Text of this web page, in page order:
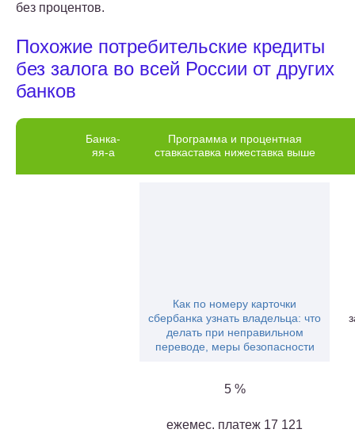
без процентов.
Похожие потребительские кредиты
без залога во всей России от других
банков
Банка-
яя-а
Программа и процентная
ставкаставка нижеставка выше
Как по номеру карточки
сбербанка узнать владельца: что
делать при неправильном
переводе, меры безопасности
5 %
ежемес. платеж 17 121